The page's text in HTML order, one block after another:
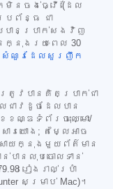
មិនចង់ធ្វើ (ដែល
រព័ន្ធ ជា
ានប្រាក់សងវិញ
ក្នុងរយៈពេល 30
សំណួរដែលសួរញឹក
វបានគិតប្រាក់ជា
ាវដូចដែលបាន
ណ្ឌទំព័រចុះឈ្មោះ/
រយោង; តម្លៃអាច
ាយក្នុងមួយព័ត៌មាន
ានលុបចោលទាន់
រៀងរាល់ប្រាំ
សម្រាប់ Mac)។